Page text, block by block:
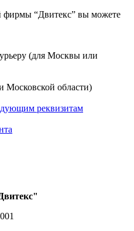
фирмы “Двитекс” вы можете
(для Москвы или
Московской области)
реквизитам